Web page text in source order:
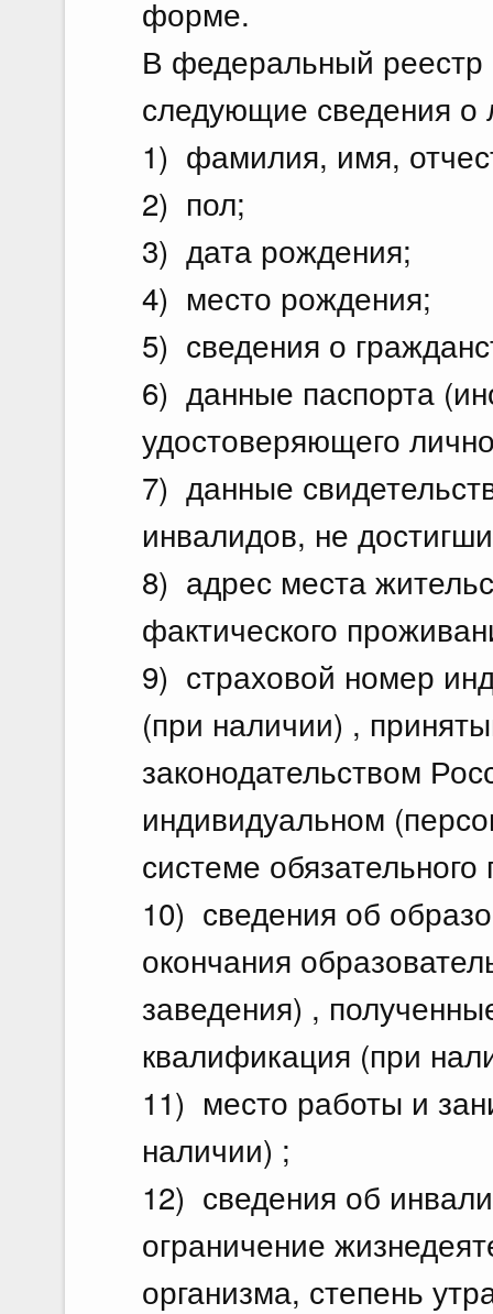
форме.
В федеральный
следующие сведения о
1) фамилия, имя,
2) пол;
3) дата рождения;
4) место рождения;
5) сведения о
6) данные паспорта
удостоверяющего
7) данные
инвалидов, не
8) адрес места
фактического
9) страховой номер
(при наличии) ,
законодательством
индивидуальном
системе
10) сведения об
окончания
заведения) ,
квалификация (при
11) место работы и
наличии) ;
12) сведения об
ограничение
организма, степень